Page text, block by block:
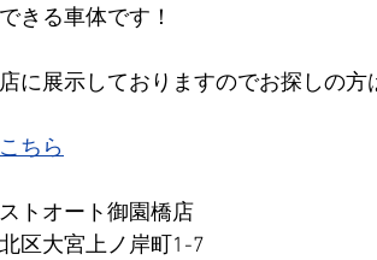
きる車体です！
に展示しておりますのでお探しの
こちら
トオート御園橋店
区大宮上ノ岸町1-7